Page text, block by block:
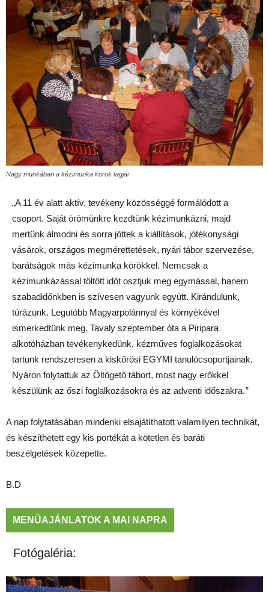
Nagy munkában a kézimunka körök tagjai
„A 11 év alatt aktív, tevékeny közösséggé formálódott a
csoport. Saját örömünkre kezdtünk kézimunkázni, majd
mertünk álmodni és sorra jöttek a kiállítások, jótékonysági
vásárok, országos megmérettetések, nyári tábor szervezése,
barátságok más kézimunka körökkel. Nemcsak a
kézimunkázással töltött időt osztjuk meg egymással, hanem
szabadidőnkben is szívesen vagyunk együtt. Kirándulunk,
túrázunk. Legutóbb Magyarpolánnyal és környékével
ismerkedtünk meg. Tavaly szeptember óta a Piripara
alkotóházban tevékenykedünk, kézműves foglalkozásokat
tartunk rendszeresen a kiskőrösi EGYMI tanulócsoportjainak.
Nyáron folytattuk az Öltögető tábort, most nagy erőkkel
készülünk az őszi foglalkozásokra és az adventi időszakra.”
A nap folytatásában mindenki elsajátíthatott valamilyen technikát,
és készíthetett egy kis portékát a kötetlen és baráti
beszélgetések közepette.
B.D
MENÜAJÁNLATOK A MAI NAPRA
Fotógaléria: